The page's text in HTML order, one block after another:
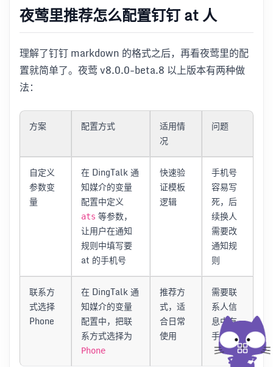
夜莺里推荐怎么配置钉钉 at 人
理解了钉钉 markdown 的格式之后，再看夜莺里的配
置就简单了。夜莺 v8.0.0-beta.8 以上版本有两种做
法：
方案 配置方式
适用情
况
问题
自定义
参数变
量
在 DingTalk 通
知媒介的变量
配置中定义
ats 等参数，
让用户在通知
规则中填写要
at 的手机号
快速验
证模板
逻辑
手机号
容易写
死，后
续换人
需要改
通知规
则
联系方
式选择
Phone
在 DingTalk 通
知媒介的变量
配置中，把联
系方式选择为
Phone
推荐方
式，适
合日常
使用
需要联
系人信
息中有
手机号